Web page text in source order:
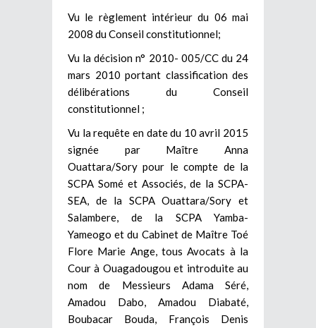
Vu le règlement intérieur du 06 mai
2008 du Conseil constitutionnel;
Vu la décision n° 2010- 005/CC du 24
mars 2010 portant classification des
délibérations du Conseil
constitutionnel ;
Vu la requête en date du 10 avril 2015
signée par Maître Anna
Ouattara­/Sory pour le compte de la
SCPA Somé et Associés, de la SCPA-
SEA, de la SCPA Ouattara/Sory et
Salambere, de la SCPA Yamba­-
Yameogo et du Cabinet de Maître Toé
Flore Marie Ange, tous Avocats à la
Cour à Ouagadougou et introduite au
nom de Messieurs Adama Séré,
Amadou Dabo, Amadou Diabaté,
Boubacar Bouda, François Denis